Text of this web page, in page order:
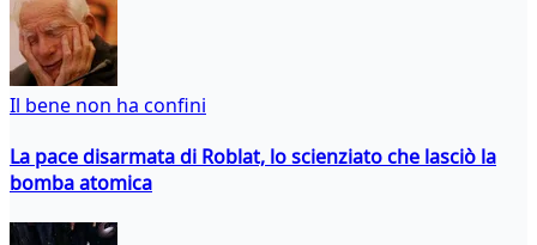
Il bene non ha confini
La pace disarmata di Roblat, lo scienziato che lasciò la
bomba atomica